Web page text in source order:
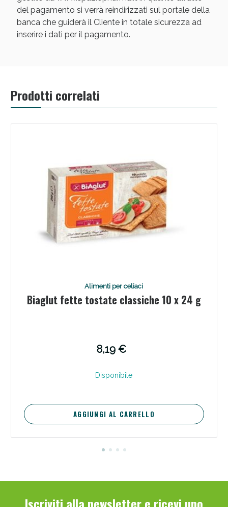
del pagamento si verrà reindirizzati sul portale della
banca che guiderà il Cliente in totale sicurezza ad
inserire i dati per il pagamento.
Prodotti correlati
Alimenti per celiaci
Biaglut fette tostate classiche 10 x 24 g
8,19 €
Disponibile
AGGIUNGI AL CARRELLO
Iscriviti alla newsletter e ricevi uno